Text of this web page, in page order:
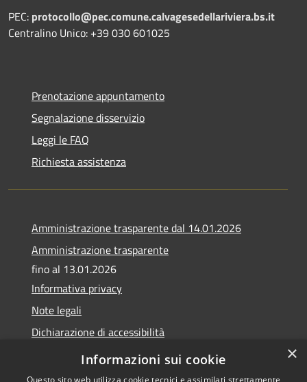
PEC: protocollo@pec.comune.calvagesedellariviera.bs.it
Centralino Unico: +39 030 601025
Prenotazione appuntamento
Segnalazione disservizio
Leggi le FAQ
Richiesta assistenza
Amministrazione trasparente dal 14.01.2026
Amministrazione trasparente
fino al 13.01.2026
Informativa privacy
Note legali
Dichiarazione di accessibilità
Obiettivi di accessibilità
×
Informazioni sui cookie
Questo sito web utilizza cookie tecnici e assimilati strettamente